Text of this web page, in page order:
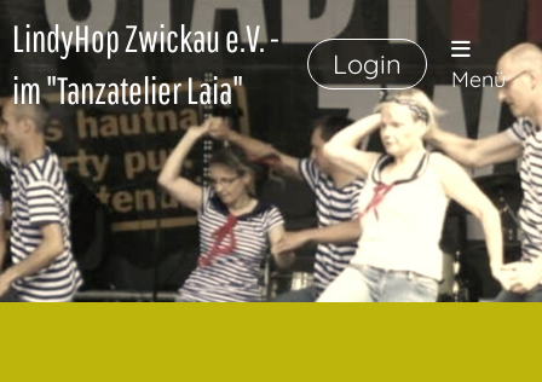
LindyHop Zwickau e.V. -
im "Tanzatelier Laia"
Login Menü